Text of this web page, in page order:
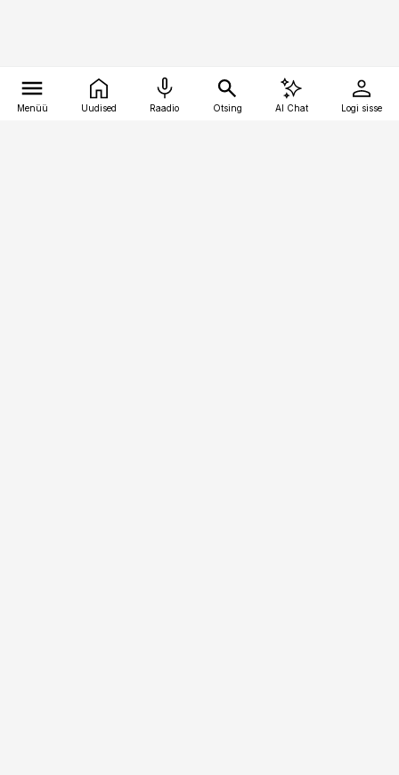
Menüü Uudised Raadio Otsing AI Chat Logi sisse